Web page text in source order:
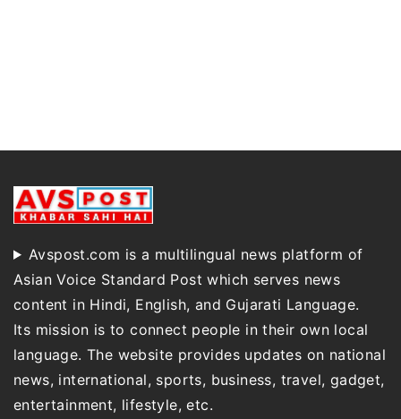
Avspost.com is a multilingual news platform of
Asian Voice Standard Post which serves news
content in Hindi, English, and Gujarati Language.
Its mission is to connect people in their own local
language. The website provides updates on national
news, international, sports, business, travel, gadget,
entertainment, lifestyle, etc.